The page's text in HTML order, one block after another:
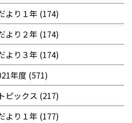
より１年 (174)
より２年 (174)
より３年 (174)
年度 (571)
ピックス (217)
より１年 (177)